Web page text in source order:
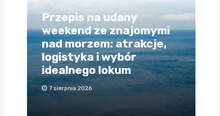
Przepis na udany
weekend ze znajomymi
nad morzem: atrakcje,
logistyka i wybór
idealnego lokum
7 sierpnia 2026